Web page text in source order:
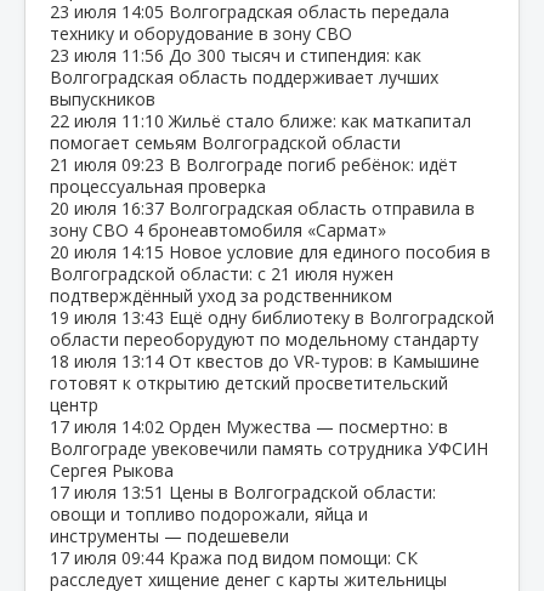
23 июля 14:05 Волгоградская область передала
технику и оборудование в зону СВО
23 июля 11:56 До 300 тысяч и стипендия: как
Волгоградская область поддерживает лучших
выпускников
22 июля 11:10 Жильё стало ближе: как маткапитал
помогает семьям Волгоградской области
21 июля 09:23 В Волгограде погиб ребёнок: идёт
процессуальная проверка
20 июля 16:37 Волгоградская область отправила в
зону СВО 4 бронеавтомобиля «Сармат»
20 июля 14:15 Новое условие для единого пособия в
Волгоградской области: с 21 июля нужен
подтверждённый уход за родственником
19 июля 13:43 Ещё одну библиотеку в Волгоградской
области переоборудуют по модельному стандарту
18 июля 13:14 От квестов до VR‑туров: в Камышине
готовят к открытию детский просветительский
центр
17 июля 14:02 Орден Мужества — посмертно: в
Волгограде увековечили память сотрудника УФСИН
Сергея Рыкова
17 июля 13:51 Цены в Волгоградской области:
овощи и топливо подорожали, яйца и
инструменты — подешевели
17 июля 09:44 Кража под видом помощи: СК
расследует хищение денег с карты жительницы